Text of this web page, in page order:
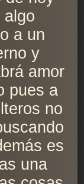
algo
a un
y
amor
pues a
no
es
una